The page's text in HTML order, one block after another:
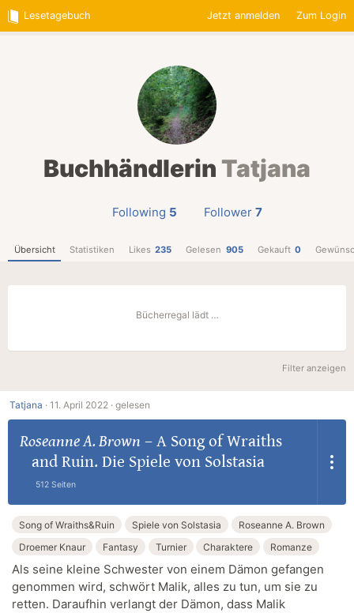
Lesetagebuch Jetzt anmelden Zum Login
Buchhändlerin Tatjana
Following 5 Follower 7
Übersicht Statistiken Likes 235 Gelesen 905 Gekauft 0
Bücherregal lädt …
Filter anzeigen
Tatjana · 11. April 2022 · gelesen
Roseanne A. Brown – A Song of Wraiths
and Ruin. Die Spiele von Solstasia
512 Seiten
Song of Wraiths&Ruin Spiele von Solstasia
Roseanne A. Brown
Droemer Knaur
Fantasy Turnier Charaktere Romanze
Als seine kleine Schwester von einem Dämon gefangen
genommen wird, schwört Malik, alles zu tun, um sie zu
retten. Daraufhin verlangt der Dämon, dass Malik